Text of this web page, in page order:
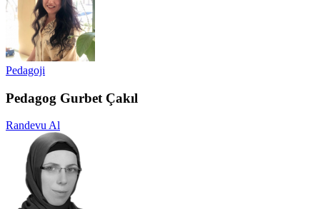
Pedagoji
Pedagog Gurbet Çakıl
Randevu Al